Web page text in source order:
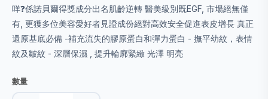
咩❓係諾貝爾得獎成分出名肌齡逆轉 醫美級別既EGF, 市場絕無僅
有, 更獲多位美容愛好者見證成份絕對高效安全促進表皮增長 真正
還原基底必備 -補充流失的膠原蛋白和彈力蛋白 - 撫平幼紋，表情
紋及皺紋 - 深層保濕 , 提升輪廓緊緻 光澤 明亮
數量